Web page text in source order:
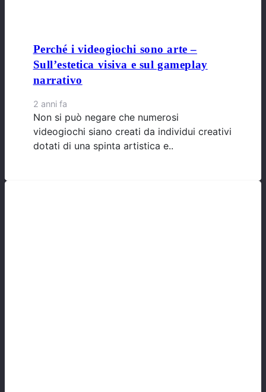
Perché i videogiochi sono arte –
Sull’estetica visiva e sul gameplay
narrativo
2 anni fa
Non si può negare che numerosi
videogiochi siano creati da individui creativi
dotati di una spinta artistica e..